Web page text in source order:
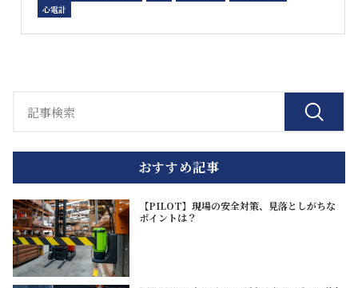
心電計
おすすめ記事
【PILOT】現場の安全対策、見落としがちな
ポイントは？